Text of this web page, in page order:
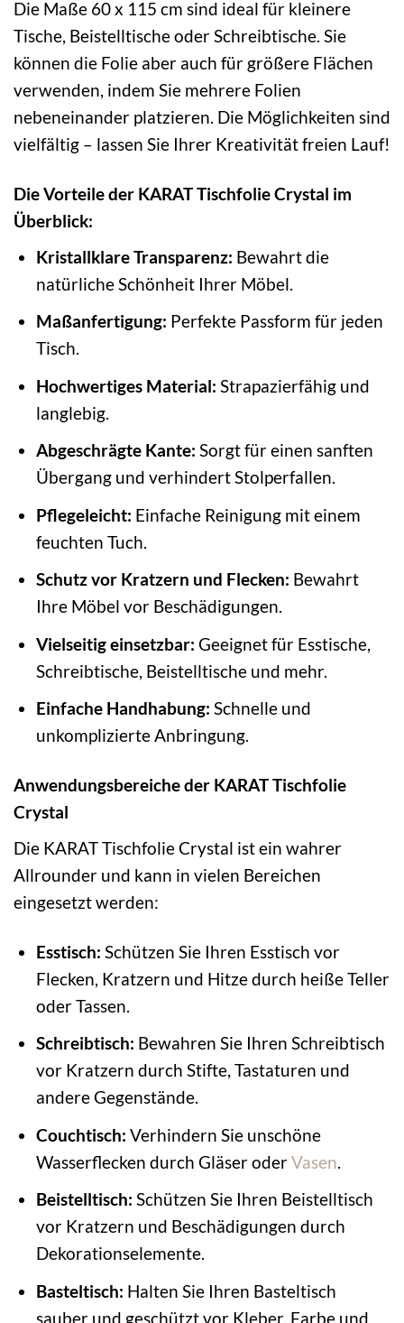
Die Maße 60 x 115 cm sind ideal für kleinere
Tische, Beistelltische oder Schreibtische. Sie
können die Folie aber auch für größere Flächen
verwenden, indem Sie mehrere Folien
nebeneinander platzieren. Die Möglichkeiten sind
vielfältig – lassen Sie Ihrer Kreativität freien Lauf!
Die Vorteile der KARAT Tischfolie Crystal im
Überblick:
Kristallklare Transparenz: Bewahrt die
natürliche Schönheit Ihrer Möbel.
Maßanfertigung: Perfekte Passform für jeden
Tisch.
Hochwertiges Material: Strapazierfähig und
langlebig.
Abgeschrägte Kante: Sorgt für einen sanften
Übergang und verhindert Stolperfallen.
Pflegeleicht: Einfache Reinigung mit einem
feuchten Tuch.
Schutz vor Kratzern und Flecken: Bewahrt
Ihre Möbel vor Beschädigungen.
Vielseitig einsetzbar: Geeignet für Esstische,
Schreibtische, Beistelltische und mehr.
Einfache Handhabung: Schnelle und
unkomplizierte Anbringung.
Anwendungsbereiche der KARAT Tischfolie
Crystal
Die KARAT Tischfolie Crystal ist ein wahrer
Allrounder und kann in vielen Bereichen
eingesetzt werden:
Esstisch: Schützen Sie Ihren Esstisch vor
Flecken, Kratzern und Hitze durch heiße Teller
oder Tassen.
Schreibtisch: Bewahren Sie Ihren Schreibtisch
vor Kratzern durch Stifte, Tastaturen und
andere Gegenstände.
Couchtisch: Verhindern Sie unschöne
Wasserflecken durch Gläser oderVasen.
Beistelltisch: Schützen Sie Ihren Beistelltisch
vor Kratzern und Beschädigungen durch
Dekorationselemente.
Basteltisch: Halten Sie Ihren Basteltisch
sauber und geschützt vor Kleber, Farbe und